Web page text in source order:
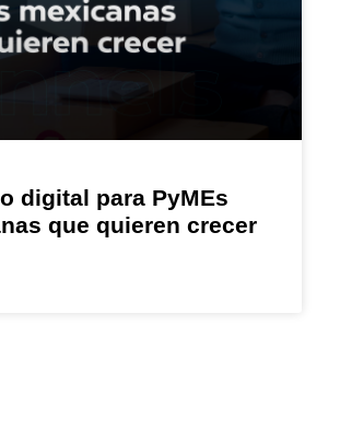
digital para PyMEs
que quieren crecer